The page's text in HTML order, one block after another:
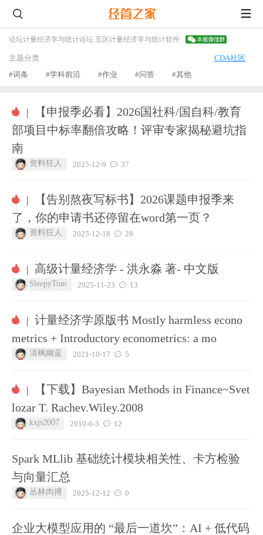
论坛计量经济学与统计论坛 五区计量经济学与统计软件
主题分类
CDA社区
#词条
#学科前沿 #作业 #问答 #其他
|
【申报季必看】2026国社科/国自科/教育
部项目中标率翻倍攻略！评审专家揭秘避坑指
南
资料狂人 2025-12-9 37
|
【告别熬夜写标书】2026课题申报季来
了，你的申请书还停留在word第一页？
资料狂人 2025-12-18 28
| 高级计量经济学 - 洪永淼 著- 中文版
SleepyTom 2025-11-23 13
| 计量经济学原版书 Mostly harmless econo
metrics + Introductory econometrics: a mo
清枫幽蓝 2021-10-17 5
|
【下载】Bayesian Methods in Finance~Svet
lozar T. Rachev.Wiley.2008
kxjs2007 2010-6-3 12
Spark MLlib 基础统计模块相关性、卡方检验
与向量汇总
丛林肉搏 2025-12-12 0
企业大模型应用的 “最后一道坎”：AI + 低代码